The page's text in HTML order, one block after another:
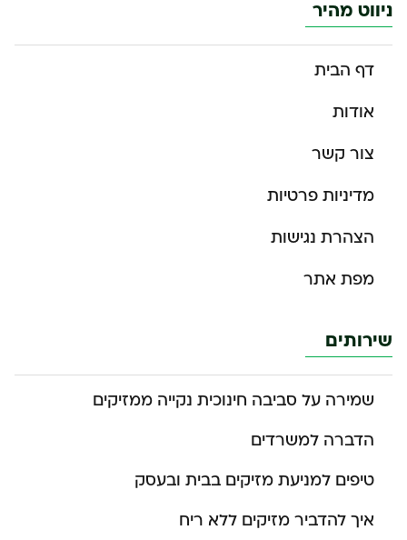
ניווט מהיר
דף הבית
אודות
צור קשר
מדיניות פרטיות
הצהרת נגישות
מפת אתר
שירותים
שמירה על סביבה חינוכית נקייה ממזיקים
הדברה למשרדים
טיפים למניעת מזיקים בבית ובעסק
איך להדביר מזיקים ללא ריח